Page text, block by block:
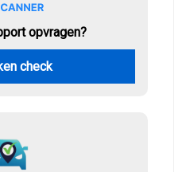
opvragen?
check